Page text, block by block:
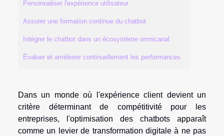
Personnaliser l'expérience utilisateur
Assurer une formation continue du chatbot
Intégrer le chatbot dans un écosystème omnicanal
Évaluer et améliorer continuellement les performances
Dans un monde où l'expérience client devient un
critère déterminant de compétitivité pour les
entreprises, l'optimisation des chatbots apparaît
comme un levier de transformation digitale à ne pas